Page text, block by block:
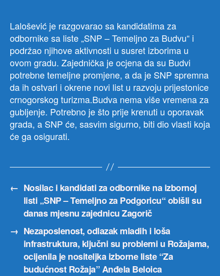
Lalošević je razgovarao sa kandidatima za
odbornike sa liste „SNP – Temeljno za Budvu“ i
podržao njihove aktivnosti u susret izborima u
ovom gradu. Zajednička je ocjena da su Budvi
potrebne temeljne promjene, a da je SNP spremna
da ih ostvari i okrene novi list u razvoju prijestonice
crnogorskog turizma.Budva nema više vremena za
gubljenje. Potrebno je što prije krenuti u oporavak
grada, a SNP će, sasvim sigurno, biti dio vlasti koja
će ga osigurati.
← Nosilac i kandidati za odbornike na izbornoj
listi „SNP – Temeljno za Podgoricu“ obišli su
danas mjesnu zajednicu Zagorič
→ Nezaposlenost, odlazak mladih i loša
infrastruktura, ključni su problemi u Rožajama,
ocijenila je nositeljka izborne liste “Za
budućnost Rožaja” Anđela Beloica